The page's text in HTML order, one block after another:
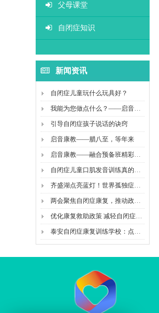
父母课堂
自闭症知识
新闻资讯
自闭症儿童玩什么玩具好？
我能为您做点什么？——启音爱心助力2022高考
引导自闭症孩子说话的诀窍
启音康教——腊八至，等年来
启音康教——融合预备班精彩瞬间
自闭症儿童口肌发音训练真的有效吗？
齐盛湖点亮蓝灯！世界孤独症日公益康复活动，普及科学...
两会聚焦自闭症康复，推动政策落地
优化康复救助政策 减轻自闭症家庭经济负担
泰安自闭症康复训练学校：点亮孩子的未来